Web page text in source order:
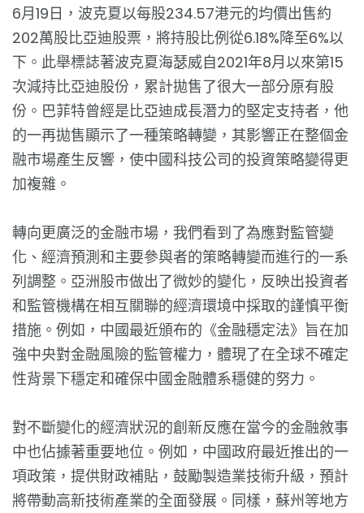
6月19日，波克夏以每股234.57港元的均價出售約
202萬股比亞迪股票，將持股比例從6.18%降至6%以
下。此舉標誌著波克夏海瑟威自2021年8月以來第15
次減持比亞迪股份，累計拋售了很大一部分原有股
份。巴菲特曾經是比亞迪成長潛力的堅定支持者，他
的一再拋售顯示了一種策略轉變，其影響正在整個金
融市場產生反響，使中國科技公司的投資策略變得更
加複雜。
轉向更廣泛的金融市場，我們看到了為應對監管變
化、經濟預測和主要參與者的策略轉變而進行的一系
列調整。亞洲股市做出了微妙的變化，反映出投資者
和監管機構在相互關聯的經濟環境中採取的謹慎平衡
措施。例如，中國最近頒布的《金融穩定法》旨在加
強中央對金融風險的監管權力，體現了在全球不確定
性背景下穩定和確保中國金融體系穩健的努力。
對不斷變化的經濟狀況的創新反應在當今的金融敘事
中​​也佔據著重要地位。例如，中國政府最近推出的一
項政策，提供財政補貼，鼓勵製造業技術升級，預計
將帶動高新技術產業的全面發展。同樣，蘇州等地方